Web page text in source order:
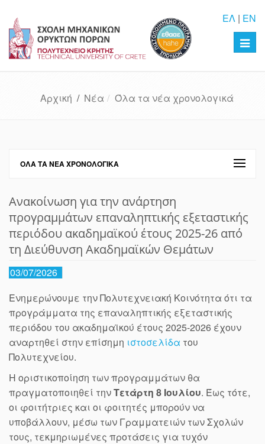
ΕΛ | EN
Αρχική / Νέα Όλα τα νέα χρονολογικά
ΌΛΑ ΤΑ ΝΈΑ ΧΡΟΝΟΛΟΓΙΚΆ
Ανακοίνωση για την ανάρτηση
προγραμμάτων επαναληπτικής εξεταστικής
περιόδου ακαδημαϊκού έτους 2025-26 από
τη Διεύθυνση Ακαδημαϊκών Θεμάτων
03/07/2026
Ενημερώνουμε την Πολυτεχνειακή Κοινότητα ότι τα
προγράμματα της επαναληπτικής εξεταστικής
περιόδου του ακαδημαϊκού έτους 2025-2026 έχουν
αναρτηθεί στην επίσημη ιστοσελίδα του
Πολυτεχνείου.
Η οριστικοποίηση των προγραμμάτων θα
πραγματοποιηθεί τηνΤετάρτη 8 Ιουλίου. Έως τότε,
οι φοιτήτριες και οι φοιτητές μπορούν να
υποβάλλουν, μέσω των Γραμματειών των Σχολών
τους, τεκμηριωμένες προτάσεις για τυχόν